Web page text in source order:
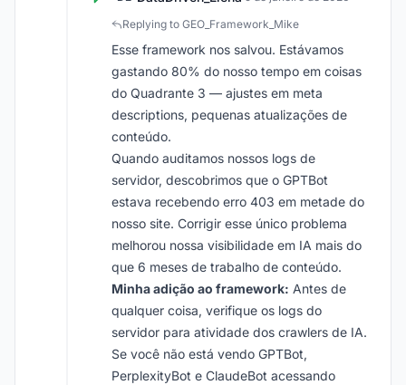
Replying to GEO_Framework_Mike
Esse framework nos salvou. Estávamos
gastando 80% do nosso tempo em coisas
do Quadrante 3 — ajustes em meta
descriptions, pequenas atualizações de
conteúdo.
Quando auditamos nossos logs de
servidor, descobrimos que o GPTBot
estava recebendo erro 403 em metade do
nosso site. Corrigir esse único problema
melhorou nossa visibilidade em IA mais do
que 6 meses de trabalho de conteúdo.
Minha adição ao framework: Antes de
qualquer coisa, verifique os logs do
servidor para atividade dos crawlers de IA.
Se você não está vendo GPTBot,
PerplexityBot e ClaudeBot acessando